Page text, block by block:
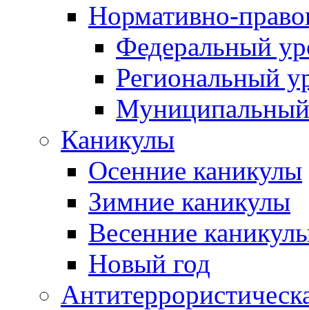
Нормативно-
Федеральный
Региональный
Каникулы
Осенние каникулы
Зимние каникулы
Весенние
Новый год